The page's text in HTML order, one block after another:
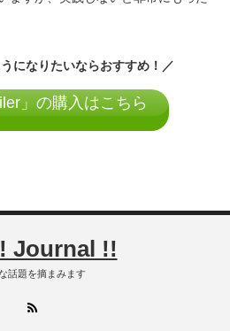
になりたいならおすすめ！／
」の購入はこちら
Journal !!
話題を摘まみます